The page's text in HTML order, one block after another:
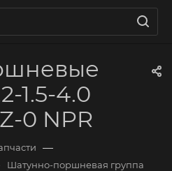
1.5-4.0
0 NPR
—
Шатунно-поршневая группа